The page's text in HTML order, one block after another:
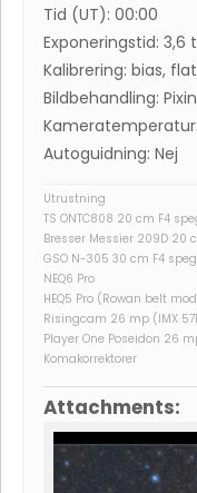
Tid (UT): 00:00
Exponeringstid: 3,6
Kalibrering: bias, flat
Bildbehandling:
Autoguidning: Nej
Utrustning
TS ONTC808 20 cm F4
Bresser Messier 209D 20
GSO N-305 30 cm F4
NEQ6 Pro
HEQ5 Pro (Rowan belt
Risingcam 26 mp (IMX
Player One Poseidon 26
Komakorrektorer
Attachments: